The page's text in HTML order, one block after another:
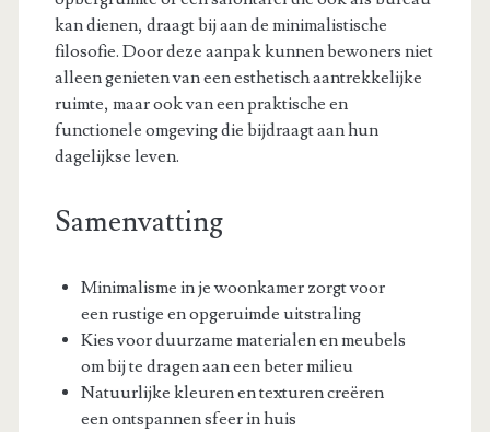
kan dienen, draagt bij aan de minimalistische
filosofie. Door deze aanpak kunnen bewoners niet
alleen genieten van een esthetisch aantrekkelijke
ruimte, maar ook van een praktische en
functionele omgeving die bijdraagt aan hun
dagelijkse leven.
Samenvatting
Minimalisme in je woonkamer zorgt voor
een rustige en opgeruimde uitstraling
Kies voor duurzame materialen en meubels
om bij te dragen aan een beter milieu
Natuurlijke kleuren en texturen creëren
een ontspannen sfeer in huis